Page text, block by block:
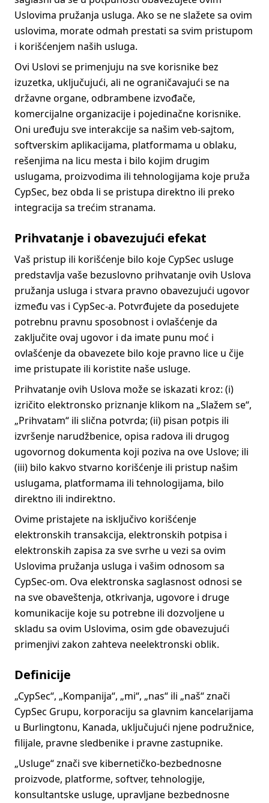
Uslovima pružanja usluga. Ako se ne slažete sa ovim
uslovima, morate odmah prestati sa svim pristupom
i korišćenjem naših usluga.
Ovi Uslovi se primenjuju na sve korisnike bez
izuzetka, uključujući, ali ne ograničavajući se na
državne organe, odbrambene izvođače,
komercijalne organizacije i pojedinačne korisnike.
Oni uređuju sve interakcije sa našim veb-sajtom,
softverskim aplikacijama, platformama u oblaku,
rešenjima na licu mesta i bilo kojim drugim
uslugama, proizvodima ili tehnologijama koje pruža
CypSec, bez obdа li se pristupa direktno ili preko
integracija sa trećim stranama.
Prihvatanje i obavezujući efekat
Vaš pristup ili korišćenje bilo koje CypSec usluge
predstavlja vaše bezuslovno prihvatanje ovih Uslova
pružanja usluga i stvara pravno obavezujući ugovor
između vas i CypSec-a. Potvrđujete da posedujete
potrebnu pravnu sposobnost i ovlašćenje da
zaključite ovaj ugovor i da imate punu moć i
ovlašćenje da obavezete bilo koje pravno lice u čije
ime pristupate ili koristite naše usluge.
Prihvatanje ovih Uslova može se iskazati kroz: (i)
izričito elektronsko priznanje klikom na „Slažem se“,
„Prihvatam“ ili slična potvrda; (ii) pisan potpis ili
izvršenje narudžbenice, opisa radova ili drugog
ugovornog dokumenta koji poziva na ove Uslove; ili
(iii) bilo kakvo stvarno korišćenje ili pristup našim
uslugama, platformama ili tehnologijama, bilo
direktno ili indirektno.
Ovime pristajete na isključivo korišćenje
elektronskih transakcija, elektronskih potpisa i
elektronskih zapisa za sve svrhe u vezi sa ovim
Uslovima pružanja usluga i vašim odnosom sa
CypSec-om. Ova elektronska saglasnost odnosi se
na sve obaveštenja, otkrivanja, ugovore i druge
komunikacije koje su potrebne ili dozvoljene u
skladu sa ovim Uslovima, osim gde obavezujući
primenjivi zakon zahteva neelektronski oblik.
Definicije
„CypSec“, „Kompanija“, „mi“, „nas“ ili „naš“ znači
CypSec Grupu, korporaciju sa glavnim kancelarijama
u Burlingtonu, Kanada, uključujući njene podružnice,
filijale, pravne sledbenike i pravne zastupnike.
„Usluge“ znači sve kibernetičko-bezbednosne
proizvode, platforme, softver, tehnologije,
konsultantske usluge, upravljane bezbednosne